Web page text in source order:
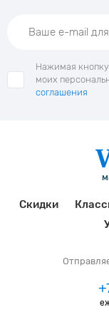
Нажимая кнопку
моих
соглашения
Скидки